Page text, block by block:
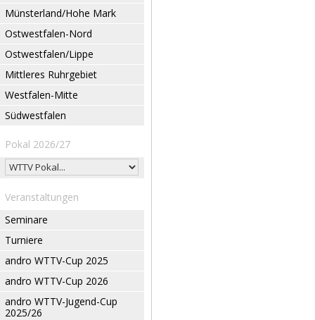
Münsterland/Hohe Mark
Ostwestfalen-Nord
Ostwestfalen/Lippe
Mittleres Ruhrgebiet
Westfalen-Mitte
Südwestfalen
Pokal 2026/27
Veranstaltungen
Seminare
Turniere
andro WTTV-Cup 2025
andro WTTV-Cup 2026
andro WTTV-Jugend-Cup
2025/26